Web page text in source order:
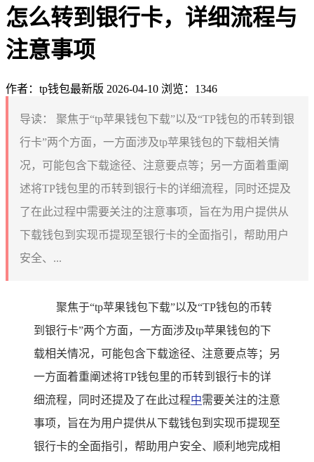
怎么转到银行卡，详细流程与
注意事项
作者：tp钱包最新版 2026-04-10 浏览：1346
导读：
聚焦于“tp苹果钱包下载”以及“TP钱包的币转到银
行卡”两个方面，一方面涉及tp苹果钱包的下载相关情
况，可能包含下载途径、注意要点等；另一方面着重阐
述将TP钱包里的币转到银行卡的详细流程，同时还提及
了在此过程中需要关注的注意事项，旨在为用户提供从
下载钱包到实现币提现至银行卡的全面指引，帮助用户
安全、...
聚焦于“tp苹果钱包下载”以及“TP钱包的币转
到银行卡”两个方面，一方面涉及tp苹果钱包的下
载相关情况，可能包含下载途径、注意要点等；另
一方面着重阐述将TP钱包里的币转到银行卡的详
细流程，同时还提及了在此过程中需要关注的注意
事项，旨在为用户提供从下载钱包到实现币提现至
银行卡的全面指引，帮助用户安全、顺利地完成相